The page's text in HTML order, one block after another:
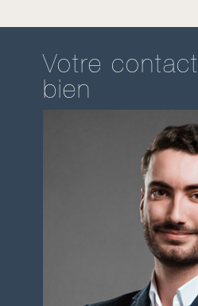
Votre
bien